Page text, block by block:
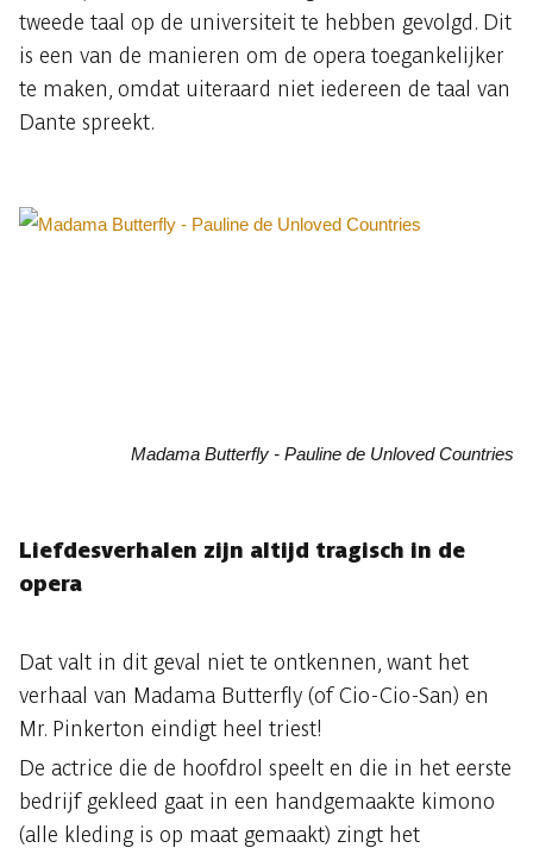
tweede taal op de universiteit te hebben gevolgd. Dit
is een van de manieren om de opera toegankelijker
te maken, omdat uiteraard niet iedereen de taal van
Dante spreekt.
Madama Butterfly - Pauline de Unloved Countries
Liefdesverhalen zijn altijd tragisch in de
opera
Dat valt in dit geval niet te ontkennen, want het
verhaal van Madama Butterfly (of Cio-Cio-San) en
Mr. Pinkerton eindigt heel triest!
De actrice die de hoofdrol speelt en die in het eerste
bedrijf gekleed gaat in een handgemaakte kimono
(alle kleding is op maat gemaakt) zingt het